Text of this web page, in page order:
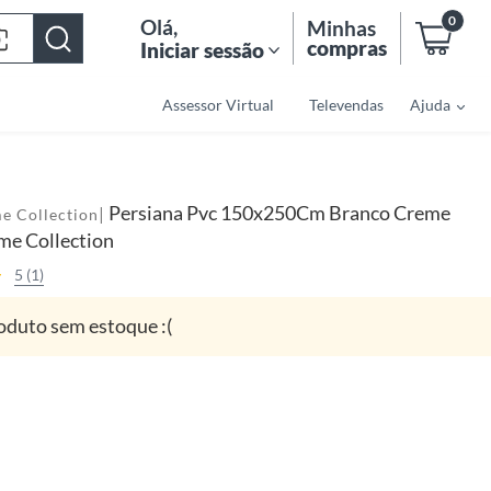
Olá,
Iniciar sessão
Minhas
compras
0
Assessor Virtual Televendas Ajuda
Collection | Persiana Pvc 150x250Cm Branco Creme
Collection
5 (1)
sem estoque :(